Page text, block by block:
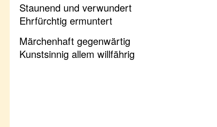
Staunend und verwundert
Ehrfürchtig ermuntert
Märchenhaft gegenwärtig
Kunstsinnig allem willfährig